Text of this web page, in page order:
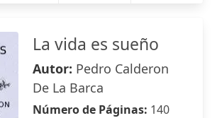
La vida es sueño
Autor: Pedro Calderon
De La Barca
Número de Páginas: 140